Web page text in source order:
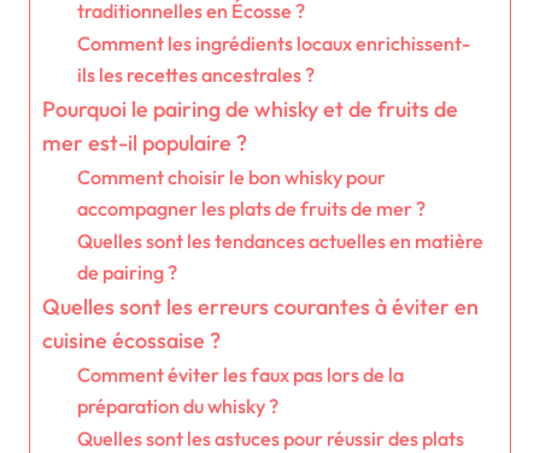
traditionnelles en Écosse ?
Comment les ingrédients locaux enrichissent-
ils les recettes ancestrales ?
Pourquoi le pairing de whisky et de fruits de
mer est-il populaire ?
Comment choisir le bon whisky pour
accompagner les plats de fruits de mer ?
Quelles sont les tendances actuelles en matière
de pairing ?
Quelles sont les erreurs courantes à éviter en
cuisine écossaise ?
Comment éviter les faux pas lors de la
préparation du whisky ?
Quelles sont les astuces pour réussir des plats